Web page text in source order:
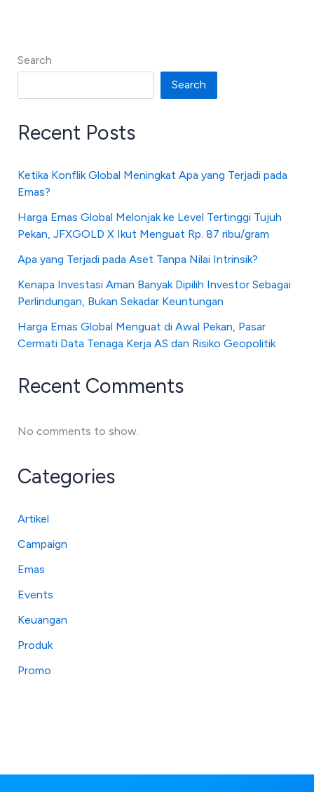
Search
Search
Recent Posts
Ketika Konflik Global Meningkat Apa yang Terjadi pada
Emas?
Harga Emas Global Melonjak ke Level Tertinggi Tujuh
Pekan, JFXGOLD X Ikut Menguat Rp. 87 ribu/gram
Apa yang Terjadi pada Aset Tanpa Nilai Intrinsik?
Kenapa Investasi Aman Banyak Dipilih Investor Sebagai
Perlindungan, Bukan Sekadar Keuntungan
Harga Emas Global Menguat di Awal Pekan, Pasar
Cermati Data Tenaga Kerja AS dan Risiko Geopolitik
Recent Comments
No comments to show.
Categories
Artikel
Campaign
Emas
Events
Keuangan
Produk
Promo